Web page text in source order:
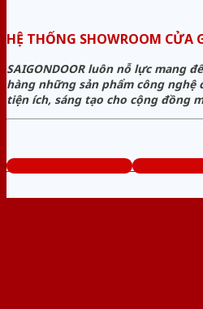
HỆ THỐNG SHOWROOM CỬA
SAIGONDOOR luôn nỗ lực mang
hàng những sản phẩm công nghệ
tiện ích, sáng tạo cho cộng đồng
www.baogiacuago.com Tổng đài tư